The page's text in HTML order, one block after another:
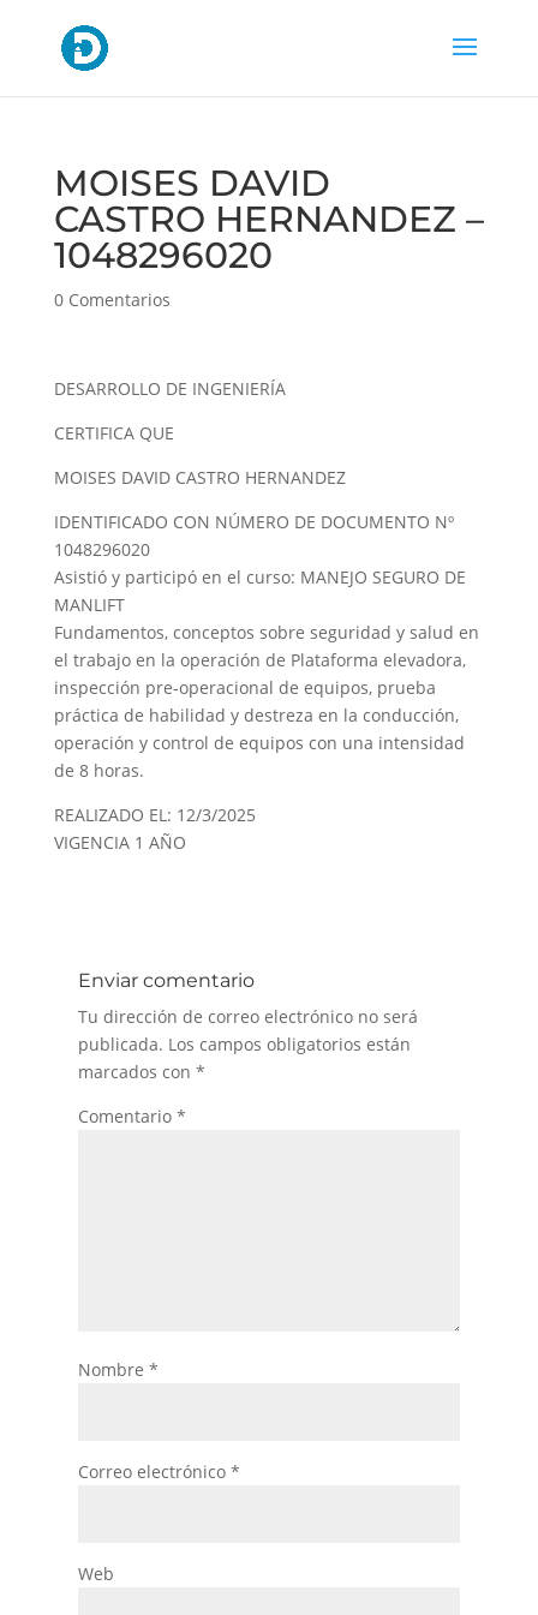
MOISES DAVID
CASTRO HERNANDEZ –
1048296020
0 Comentarios
DESARROLLO DE INGENIERÍA
CERTIFICA QUE
MOISES DAVID CASTRO HERNANDEZ
IDENTIFICADO CON NÚMERO DE DOCUMENTO Nº
1048296020
Asistió y participó en el curso: MANEJO SEGURO DE
MANLIFT
Fundamentos, conceptos sobre seguridad y salud en
el trabajo en la operación de Plataforma elevadora,
inspección pre-operacional de equipos, prueba
práctica de habilidad y destreza en la conducción,
operación y control de equipos con una intensidad
de 8 horas.
REALIZADO EL: 12/3/2025
VIGENCIA 1 AÑO
Enviar comentario
Tu dirección de correo electrónico no será
publicada. Los campos obligatorios están
marcados con *
Comentario *
Nombre *
Correo electrónico *
Web